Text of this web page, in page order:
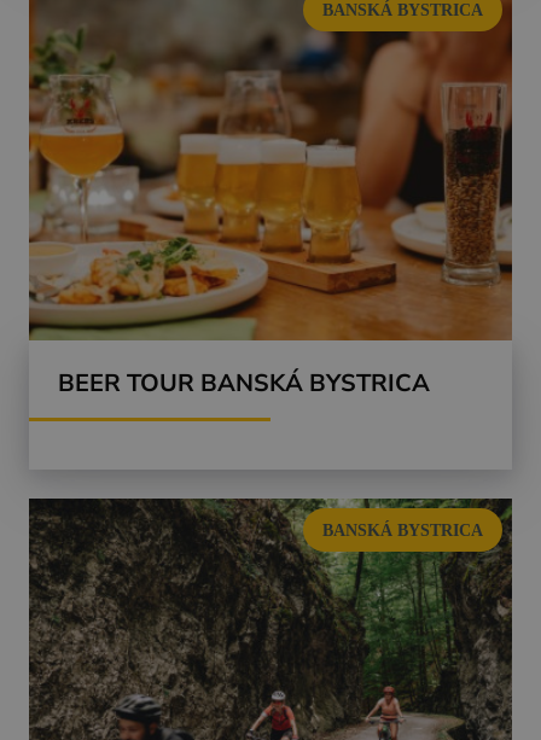
BANSKÁ BYSTRICA
BEER TOUR BANSKÁ BYSTRICA
BANSKÁ BYSTRICA